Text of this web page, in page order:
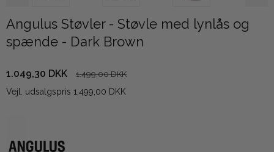
Angulus Støvler - Støvle med lynlås og
spænde - Dark Brown
1.049,30 DKK
1.499,00 DKK
Vejl. udsalgspris 1.499,00 DKK